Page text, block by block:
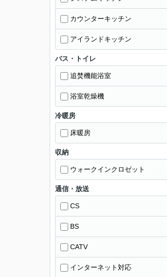
カウンターキッチン
アイランドキッチン
バス・トイレ
追焚機能浴室
浴室乾燥機
冷暖房
床暖房
収納
ウォークインクロゼット
通信・放送
CS
BS
CATV
インターネット対応